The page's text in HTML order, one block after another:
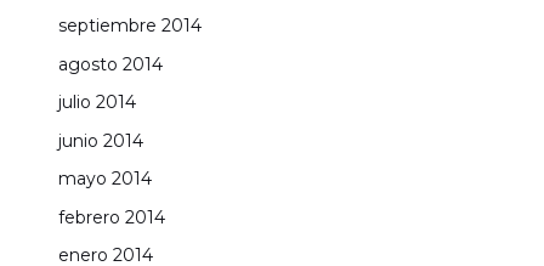
septiembre 2014
agosto 2014
julio 2014
junio 2014
mayo 2014
febrero 2014
enero 2014